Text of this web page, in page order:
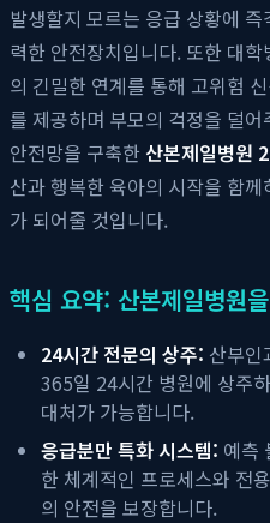
발생할지 모르는 응급 상황에
력한 안전장치입니다. 또한 대
의 긴밀한 연계를 통해 고위험
를 제공하며 부모의 걱정을 덜
안전망을 구축한 산본제일병원
산과 행복한 육아의 시작을 함
가 되어줄 것입니다.
핵심 요약: 산본제일병원
24시간 전문의 상주: 산부인
365일 24시간 병원에 상주
대처가 가능합니다.
응급분만 특화 시스템: 예측
한 체계적인 프로세스와 전
의 안전을 보장합니다.